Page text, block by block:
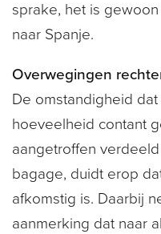
sprake, het is
naar Spanje.
Overwegingen
De omstandigheid
hoeveelheid contant
aangetroffen
bagage, duidt erop
afkomstig is. Daarbij
aanmerking dat naar